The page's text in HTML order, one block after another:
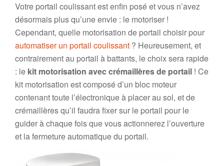
Votre portail coulissant est enfin posé et vous n’avez
désormais plus qu’une envie : le motoriser !
Cependant, quelle motorisation de portail choisir pour
automatiser un portail coulissant ? Heureusement, et
contrairement au portail à battants, le choix sera rapide
: le kit motorisation avec crémaillères de portail ! Ce
kit motorisation est composé d’un bloc moteur
contenant toute l’électronique à placer au sol, et de
crémaillères qu’il faudra fixer sur le portail pour le
guider à chaque fois que vous actionnerez l’ouverture
et la fermeture automatique du portail.